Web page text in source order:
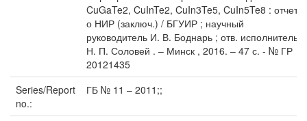
CuGaTe2, CuInTe2, CuIn3Te5, CuIn5Te8 : отчет
о НИР (заключ.) / БГУИР ; научный
руководитель И. В. Боднарь ; отв. исполнитель
Н. П. Соловей . – Минск , 2016. – 47 с. - № ГР
20121435
Series/Report
no.:
ГБ № 11 – 2011;;